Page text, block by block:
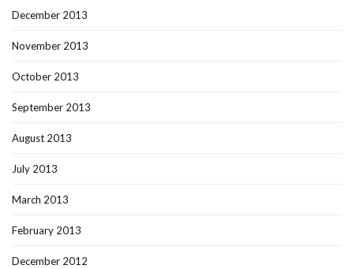
December 2013
November 2013
October 2013
September 2013
August 2013
July 2013
March 2013
February 2013
December 2012